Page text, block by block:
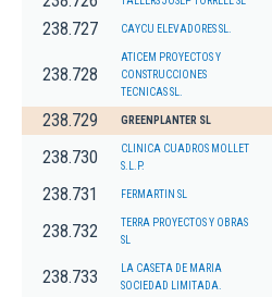
238.727 CAYCU ELEVADORES SL.
238.728
ATICEM PROYECTOS Y
CONSTRUCCIONES
TECNICAS SL.
238.729 GREENPLANTER SL
238.730
CLINICA CUADROS MOLLET
S.L.P.
238.731 FERMARTIN SL
238.732
TERRA PROYECTOS Y OBRAS
SL
238.733
LA CASETA DE MARIA
SOCIEDAD LIMITADA.